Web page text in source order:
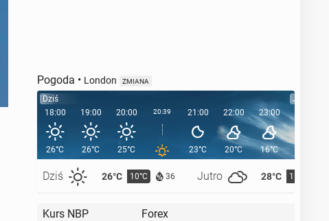
Pogoda • London ZMIANA
Dziś
18:00
26°C
Dziś 26°C 10°C 36 Jutro 28°C 11°C
19:00
26°C
20:00
25°C
20:39 21:00
23°C
22:00
20°C
23:00
16°C
Jutro
00:00
Kurs NBP Forex